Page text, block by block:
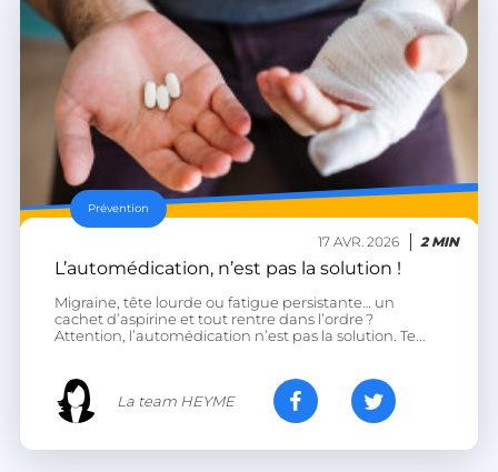
17 AVR. 2026 2 MIN
Prévention
L’automédication, n’est pas la solution !
Migraine, tête lourde ou fatigue persistante… un
cachet d’aspirine et tout rentre dans l’ordre ?
Attention, l’automédication n’est pas la solution. Te...
La team HEYME
CookieScriptConsent
CookieScript
.heyme.care
VISITOR_PRIVACY_METADATA
YouTube
.youtube.com